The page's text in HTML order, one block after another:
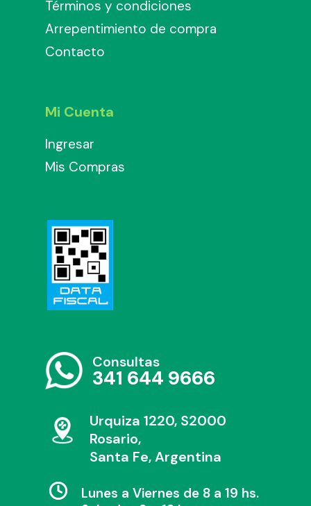
Términos y condiciones
Arrepentimiento de compra
Contacto
Mi Cuenta
Ingresar
Mis Compras
Consultas
341 644 9666
Urquiza 1220, S2000
Rosario,
Santa Fe, Argentina
Lunes a Viernes de 8 a 19 hs.